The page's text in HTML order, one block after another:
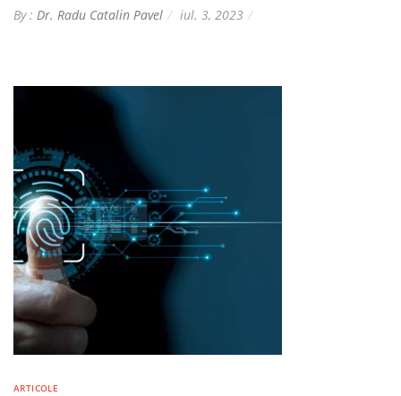
By : Dr. Radu Catalin Pavel iul. 3, 2023
ARTICOLE